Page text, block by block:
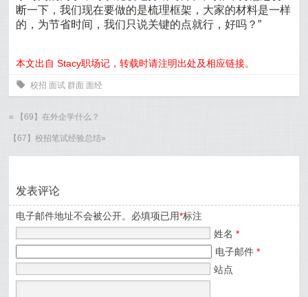
断一下，我们现在要做的是梳理框架，大家的材料是一样
的，为节省时间，我们只说关键的点就行，好吗？”
本文出自 Stacy职场记，转载时请注明出处及相应链接。
0 校招 面试 群面 面经
« 【69】在外企学什么？
【67】校招笔试经验总结»
发表评论
电子邮件地址不会被公开。必填项已用*标注
姓名*
电子邮件*
站点